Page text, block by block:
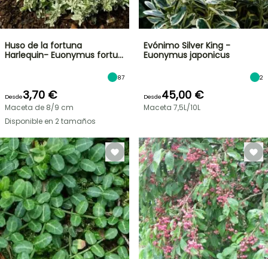
Huso de la fortuna
Harlequin- Euonymus fortu…
87
Desde3,70 €
Maceta de 8/9 cm
Disponible en 2 tamaños
Evónimo Silver King -
Euonymus japonicus
2
Desde45,00 €
Maceta 7,5L/10L